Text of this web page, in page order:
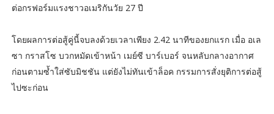
ต่อกรฟอร์มแรงชาวอเมริกันวัย 27 ปี
โดยผลการต่อสู้คู่นี้จบลงด้วยเวลาเพียง 2.42 นาทีของยกแรก เมื่อ อเล
ซา กราสโซ บวกหมัดเข้าหน้า เมย์ซี บาร์เบอร์ จนหลับกลางอากาศ
ก่อนตามซ้ำใส่ซับมิชชัน แต่ยังไม่ทันเข้าล็อค กรรมการสั่งยุติการต่อสู้
ไปซะก่อน